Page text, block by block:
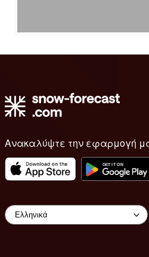
Ανακαλύψτε την εφαρμογή